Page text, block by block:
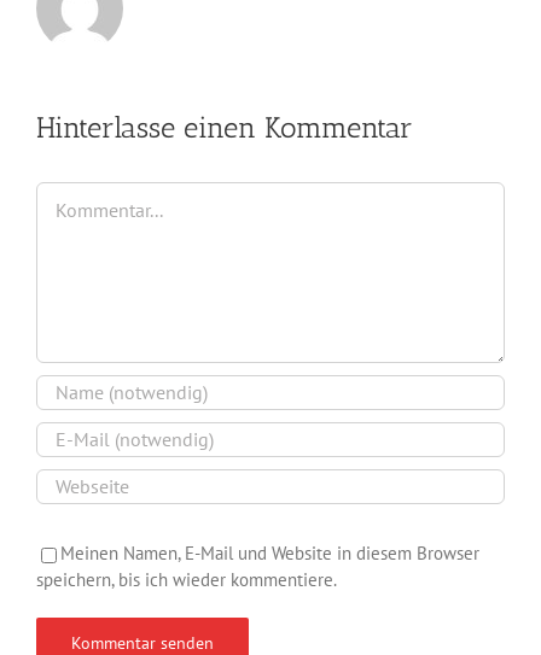
Hinterlasse einen Kommentar
Kommentar
Meinen Namen, E-Mail und Website in diesem Browser
speichern, bis ich wieder kommentiere.